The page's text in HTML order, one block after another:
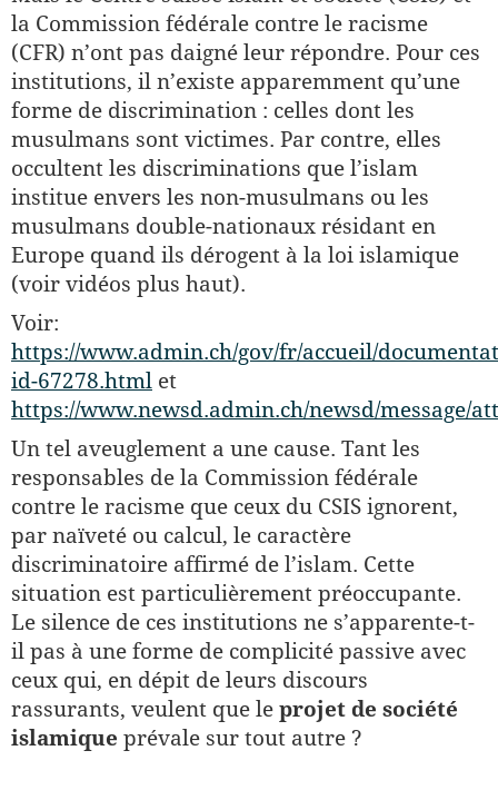
la Commission fédérale contre le racisme
(CFR) n’ont pas daigné leur répondre. Pour ces
institutions, il n’existe apparemment qu’une
forme de discrimination : celles dont les
musulmans sont victimes. Par contre, elles
occultent les discriminations que l’islam
institue envers les non-musulmans ou les
musulmans double-nationaux résidant en
Europe quand ils dérogent à la loi islamique
(voir vidéos plus haut).
Voir:
https://www.admin.ch/gov/fr/accueil/
id-67278.html et
https://www.newsd.admin.ch/newsd/message/
Un tel aveuglement a une cause. Tant les
responsables de la Commission fédérale
contre le racisme que ceux du CSIS ignorent,
par naïveté ou calcul, le caractère
discriminatoire affirmé de l’islam. Cette
situation est particulièrement préoccupante.
Le silence de ces institutions ne s’apparente-t-
il pas à une forme de complicité passive avec
ceux qui, en dépit de leurs discours
rassurants, veulent que le projet de société
islamique prévale sur tout autre ?